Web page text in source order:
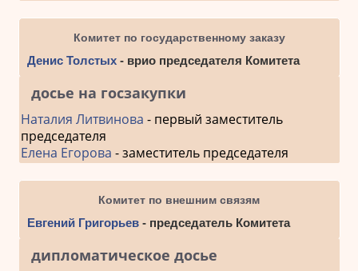
Комитет по государственному заказу
Денис Толстых- врио председателя Комитета
досье на госзакупки
Наталия Литвинова - первый заместитель
председателя
Елена Егорова - заместитель председателя
Комитет по внешним связям
Евгений Григорьев- председатель Комитета
дипломатическое досье